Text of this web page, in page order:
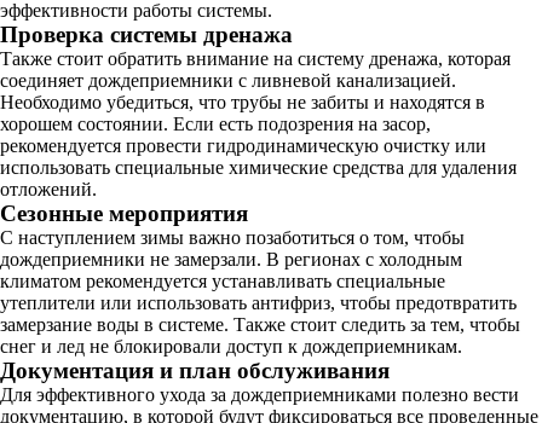
эффективности работы системы.
Проверка системы дренажа
Также стоит обратить внимание на систему дренажа, которая
соединяет дождеприемники с ливневой канализацией.
Необходимо убедиться, что трубы не забиты и находятся в
хорошем состоянии. Если есть подозрения на засор,
рекомендуется провести гидродинамическую очистку или
использовать специальные химические средства для удаления
отложений.
Сезонные мероприятия
С наступлением зимы важно позаботиться о том, чтобы
дождеприемники не замерзали. В регионах с холодным
климатом рекомендуется устанавливать специальные
утеплители или использовать антифриз, чтобы предотвратить
замерзание воды в системе. Также стоит следить за тем, чтобы
снег и лед не блокировали доступ к дождеприемникам.
Документация и план обслуживания
Для эффективного ухода за дождеприемниками полезно вести
документацию, в которой будут фиксироваться все проведенные